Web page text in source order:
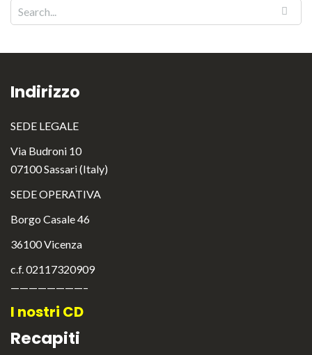
Indirizzo
SEDE LEGALE
Via Budroni 10
07100 Sassari (Italy)
SEDE OPERATIVA
Borgo Casale 46
36100 Vicenza
c.f. 02117320909
————————–
I nostri CD
Recapiti